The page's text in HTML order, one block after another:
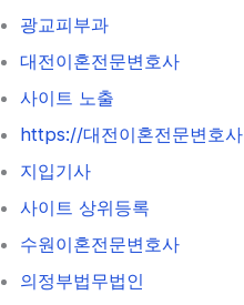
광교피부과
대전이혼전문변호사
사이트 노출
https://대전이혼전문변호사
지입기사
사이트 상위등록
수원이혼전문변호사
의정부법무법인